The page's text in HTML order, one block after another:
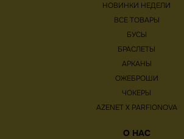
НОВИНКИ НЕДЕЛИ
ВСЕ ТОВАРЫ
БУСЫ
БРАСЛЕТЫ
АРКАНЫ
ОЖЕБРОШИ
ЧОКЕРЫ
AZENET Х PARFIONOVA
О НАС